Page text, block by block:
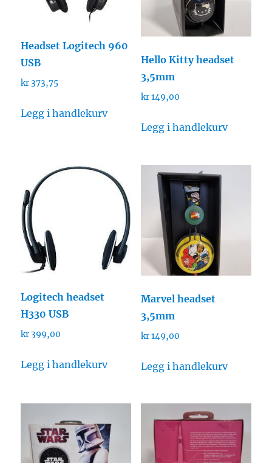
Headset Logitech 960
USB
kr 373,75
Legg i handlekurv
Hello Kitty headset
3,5mm
kr149,00
Legg i handlekurv
Logitech headset
H330 USB
kr 399,00
Legg i handlekurv
Marvel headset
3,5mm
kr149,00
Legg i handlekurv